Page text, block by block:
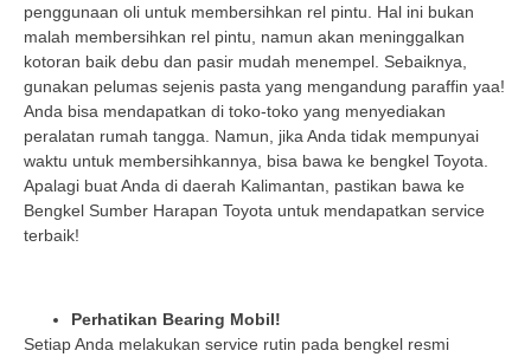
penggunaan oli untuk membersihkan rel pintu. Hal ini bukan
malah membersihkan rel pintu, namun akan meninggalkan
kotoran baik debu dan pasir mudah menempel. Sebaiknya,
gunakan pelumas sejenis pasta yang mengandung paraffin yaa!
Anda bisa mendapatkan di toko-toko yang menyediakan
peralatan rumah tangga. Namun, jika Anda tidak mempunyai
waktu untuk membersihkannya, bisa bawa ke bengkel Toyota.
Apalagi buat Anda di daerah Kalimantan, pastikan bawa ke
Bengkel Sumber Harapan Toyota untuk mendapatkan service
terbaik!
Perhatikan Bearing Mobil!
Setiap Anda melakukan service rutin pada bengkel resmi